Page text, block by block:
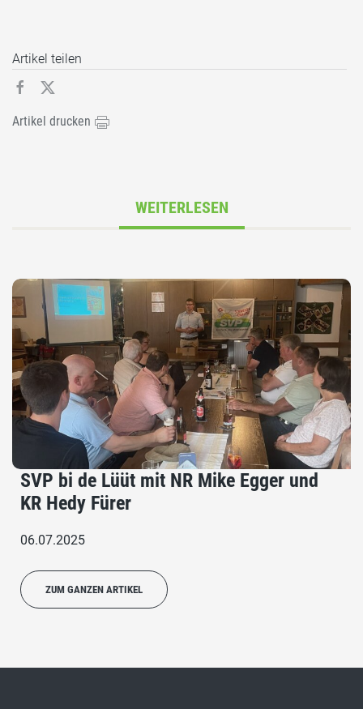
Artikel teilen
Artikel drucken
WEITERLESEN
SVP bi de Lüüt mit NR Mike Egger und
KR Hedy Fürer
06.07.2025
ZUM GANZEN ARTIKEL